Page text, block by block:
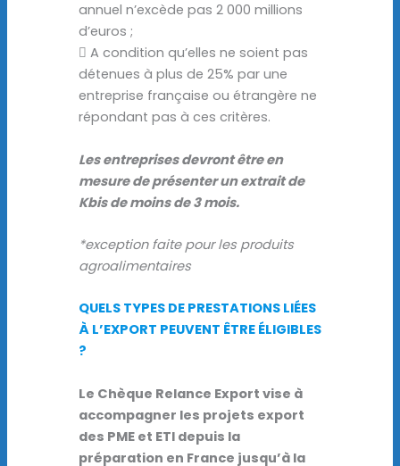
annuel n’excède pas 2 000 millions
d’euros ;
 A condition qu’elles ne soient pas
détenues à plus de 25% par une
entreprise française ou étrangère ne
répondant pas à ces critères.
Les entreprises devront être en
mesure de présenter un extrait de
Kbis de moins de 3 mois.
*exception faite pour les produits
agroalimentaires
QUELS TYPES DE PRESTATIONS LIÉES
À L’EXPORT PEUVENT ÊTRE ÉLIGIBLES
?
Le Chèque Relance Export vise à
accompagner les projets export
des PME et ETI depuis la
préparation en France jusqu’à la